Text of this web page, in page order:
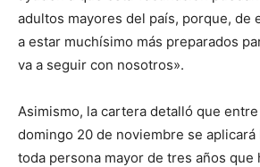
adultos mayores del país, porque, de
a estar muchísimo más preparados
va a seguir con nosotros».
Asimismo, la cartera detalló que
domingo 20 de noviembre se aplicará
toda persona mayor de tres años que